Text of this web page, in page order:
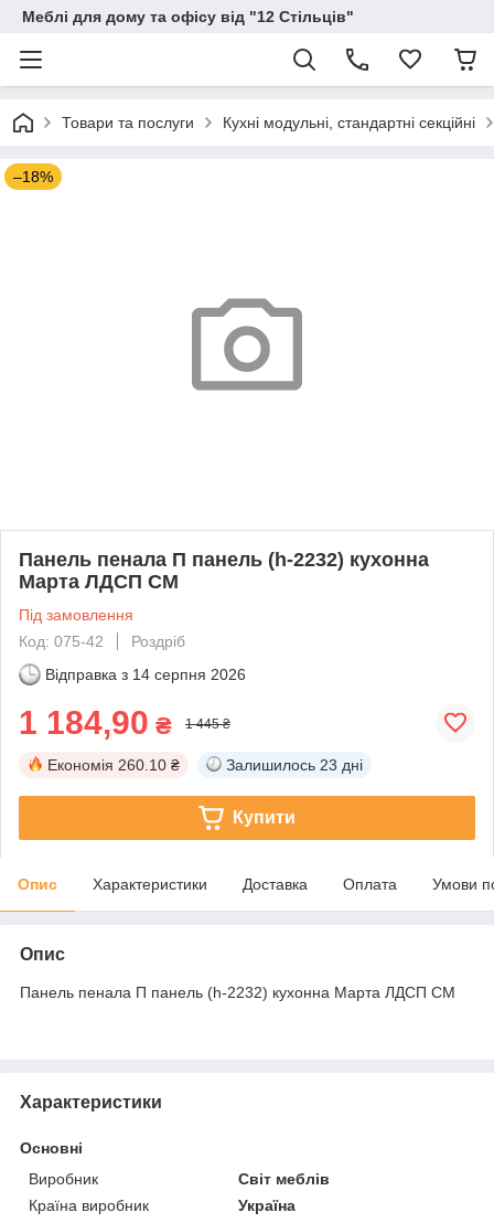
Меблі для дому та офісу від "12 Стільців"
Товари та послуги Кухні модульні, стандартні секційні
–18%
Панель пенала П панель (h-2232) кухонна
Марта ЛДСП СМ
Під замовлення
Код: 075-42
Роздріб
Відправка з 14 серпня 2026
1 184,90 ₴ 1 445 ₴
Економія 260.10 ₴ Залишилось 23 дні
Купити
Опис Характеристики Доставка Оплата Умови
Опис
Панель пенала П панель (h-2232) кухонна Марта ЛДСП СМ
Характеристики
Основні
Виробник
Світ меблів
Країна виробник
Україна